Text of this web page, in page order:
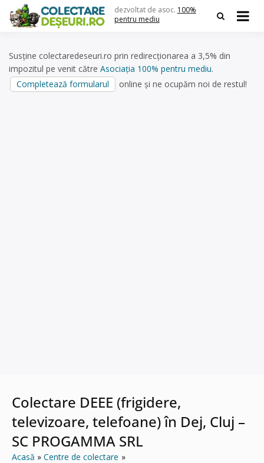
content
dezvoltat de asoc. 100%
pentru mediu
Susține colectaredeseuri.ro prin redirecționarea a 3,5% din
impozitul pe venit către Asociația 100% pentru mediu.
Completează formularul
online și ne ocupăm noi de restul!
Colectare DEEE (frigidere,
televizoare, telefoane) în Dej, Cluj –
SC PROGAMMA SRL
Acasă
Centre de colectare